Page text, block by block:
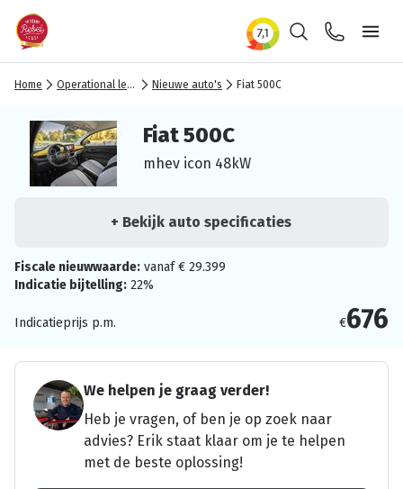
ZoekenContact
Home Operational lease Nieuwe auto's Fiat 500C
Fiat 500C
mhev icon 48kW
+ Bekijk auto specificaties
Fiscale nieuwwaarde: vanaf € 29.399
Indicatie bijtelling: 22%
Indicatieprijs p.m. €676
We helpen je graag verder!
Heb je vragen, of ben je op zoek naar
advies? Erik staat klaar om je te helpen
met de beste oplossing!